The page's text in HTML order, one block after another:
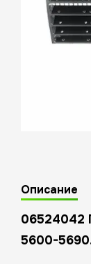
Описание
06524042
5600-